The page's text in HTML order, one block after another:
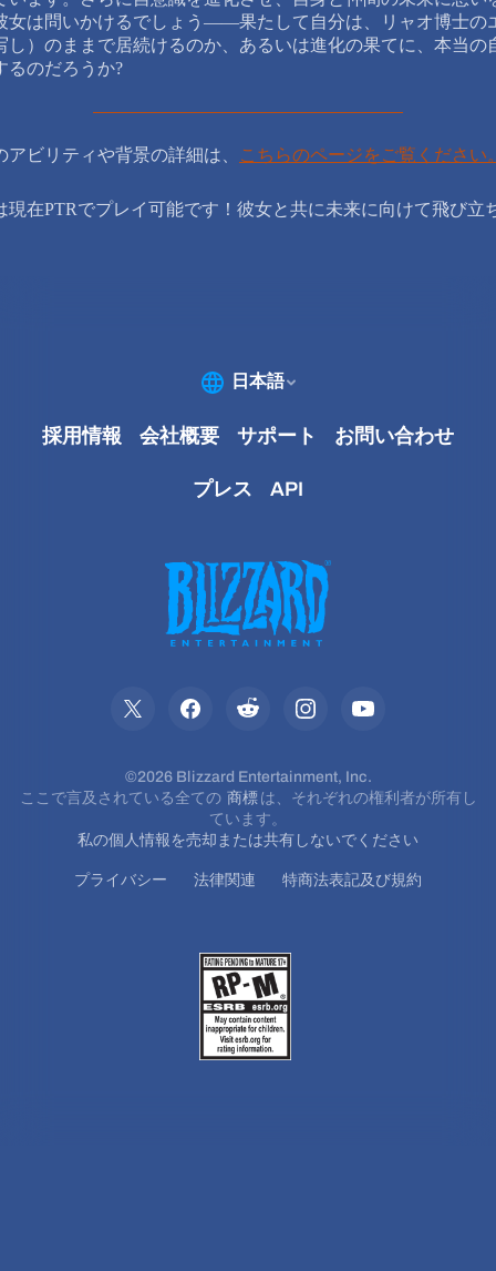
女は問いかけるでしょう――果たして自分は、リャオ博士の
し）のままで居続けるのか、あるいは進化の果てに、本当の
るのだろうか?
アビリティや背景の詳細は、 こちらのページをご覧ください
現在PTRでプレイ可能です！彼女と共に未来に向けて飛び立